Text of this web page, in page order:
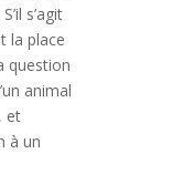
s’agit
la place
question
animal
et
à un